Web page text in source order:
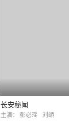
长安秘闻
主演： 彭必瑶 刘頔